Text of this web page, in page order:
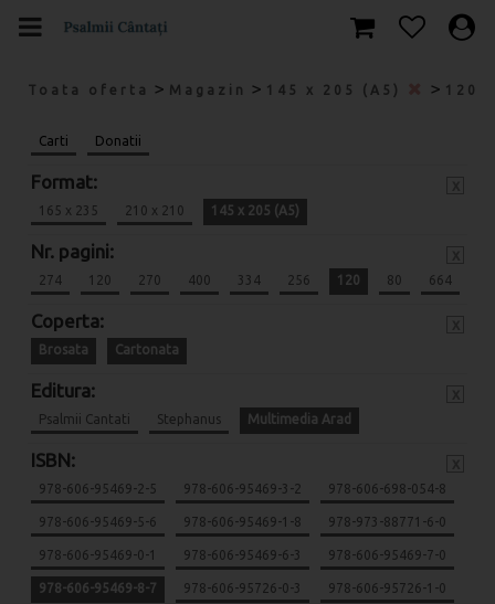
Toata oferta > Magazin > 145 x 205 (A5) > 120
Carti Donatii
Format:
165 x 235 210 x 210 145 x 205 (A5)
Nr. pagini:
274 120 270 400 334 256 120 80 664
Coperta:
Brosata Cartonata
Editura:
Psalmii Cantati Stephanus Multimedia Arad
ISBN:
978-606-95469-2-5 978-606-95469-3-2 978-606-698-054-8
978-606-95469-5-6 978-606-95469-1-8 978-973-88771-6-0
978-606-95469-0-1 978-606-95469-6-3 978-606-95469-7-0
978-606-95469-8-7 978-606-95726-0-3 978-606-95726-1-0